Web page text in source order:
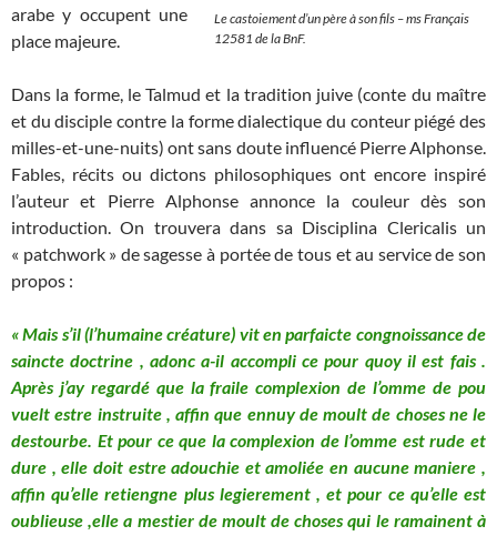
Le castoiement d’un père à son fils – ms Français
12581 de la BnF.
arabe y occupent une
place majeure.
Dans la forme, le Talmud et la tradition juive (conte du maître
et du disciple contre la forme dialectique du conteur piégé des
milles-et-une-nuits) ont sans doute influencé Pierre Alphonse.
Fables, récits ou dictons philosophiques ont encore inspiré
l’auteur et Pierre Alphonse annonce la couleur dès son
introduction. On trouvera dans sa Disciplina Clericalis un
« patchwork » de sagesse à portée de tous et au service de son
propos :
« Mais s’il (l’humaine créature) vit en parfaicte congnoissance de
saincte doctrine , adonc a-il accompli ce pour quoy il est fais .
Après j’ay regardé que la fraile complexion de l’omme de pou
vuelt estre instruite , affin que ennuy de moult de choses ne le
destourbe. Et pour ce que la complexion de l’omme est rude et
dure , elle doit estre adouchie et amoliée en aucune maniere ,
affin qu’elle retiengne plus legierement , et pour ce qu’elle est
oublieuse ,elle a mestier de moult de choses qui le ramainent à